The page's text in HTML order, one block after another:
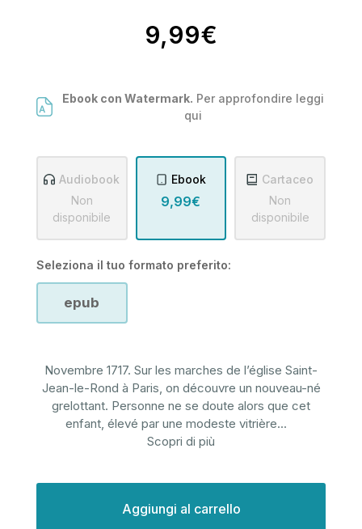
9,99€
Ebook con Watermark. Per approfondire leggi
qui
Audiobook
Non
disponibile
Ebook
9,99€
Cartaceo
Non
disponibile
Seleziona il tuo formato preferito:
epub
Novembre 1717. Sur les marches de l’église Saint-
Jean-le-Rond à Paris, on découvre un nouveau-né
grelottant. Personne ne se doute alors que cet
enfant, élevé par une modeste vitrière...
Scopri di più